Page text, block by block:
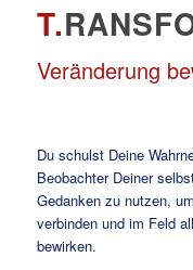
T.
Veränderung
Du schulst Deine
Beobachter Deiner
Gedanken zu nutzen,
verbinden und im Feld
bewirken.